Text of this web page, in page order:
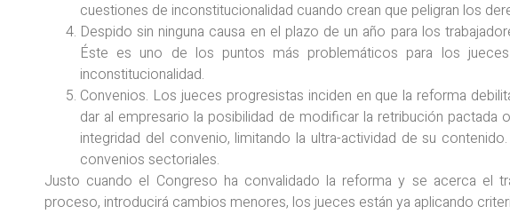
cuestiones de inconstitucionalidad cuando crean que peligran los
Despido sin ninguna causa en el plazo de un año para los
Éste es uno de los puntos más problemáticos para los
inconstitucionalidad.
Convenios. Los jueces progresistas inciden en que la reforma
dar al empresario la posibilidad de modificar la retribución pactada
integridad del convenio, limitando la ultra-actividad de su
convenios sectoriales.
Justo cuando el Congreso ha convalidado la reforma y se acerca el
proceso, introducirá cambios menores, los jueces están ya aplicando